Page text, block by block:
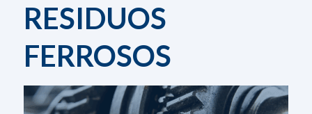
RESIDUOS
FERROSOS